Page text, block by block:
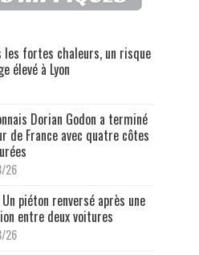
les fortes chaleurs, un risque
élevé à Lyon
Dorian Godon a terminé
de France avec quatre côtes
26
Un piéton renversé après une
entre deux voitures
26